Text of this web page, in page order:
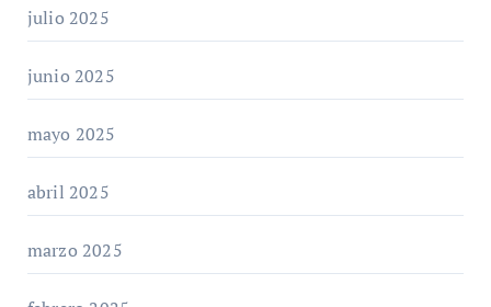
julio 2025
junio 2025
mayo 2025
abril 2025
marzo 2025